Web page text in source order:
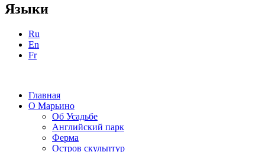
Языки
Ru
En
Fr
Главная
О Марьино
Об Усадьбе
Английский парк
Ферма
Остров скульптур